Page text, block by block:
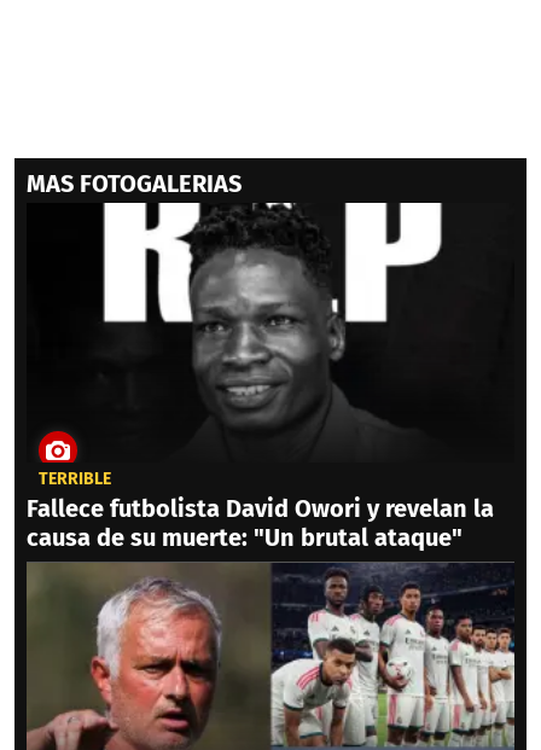
MAS FOTOGALERIAS
TERRIBLE
Fallece futbolista David Owori y revelan la
causa de su muerte: "Un brutal ataque"